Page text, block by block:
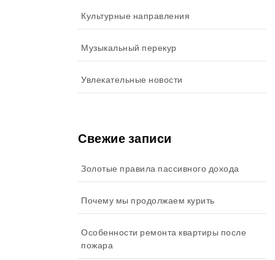
Культурные направления
Музыкальный перекур
Увлекательные новости
Свежие записи
Золотые правила пассивного дохода
Почему мы продолжаем курить
Особенности ремонта квартиры после
пожара